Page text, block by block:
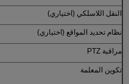
النقل اللاسلكي (اختياري)
نظام تحديد المواقع (اختياري)
مراقبة PTZ
تكوين المعلمة